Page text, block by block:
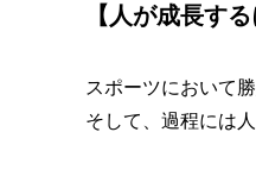
【人が成長す
スポーツにおいて
そして、過程には